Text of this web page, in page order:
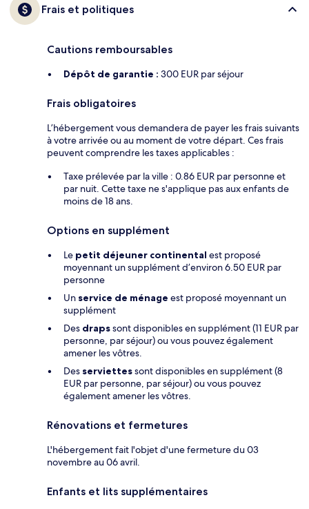
Frais et politiques
Cautions remboursables
Dépôt de garantie : 300 EUR par séjour
Frais obligatoires
L’hébergement vous demandera de payer les frais suivants
à votre arrivée ou au moment de votre départ. Ces frais
peuvent comprendre les taxes applicables :
Taxe prélevée par la ville : 0.86 EUR par personne et
par nuit. Cette taxe ne s'applique pas aux enfants de
moins de 18 ans.
Options en supplément
Le petit déjeuner continental est proposé
moyennant un supplément d’environ 6.50 EUR par
personne
Un service de ménage est proposé moyennant un
supplément
Des drapssont disponibles en supplément (11 EUR par
personne, par séjour) ou vous pouvez également
amener les vôtres.
Des serviettessont disponibles en supplément (8
EUR par personne, par séjour) ou vous pouvez
également amener les vôtres.
Rénovations et fermetures
L'hébergement fait l'objet d'une fermeture du 03
novembre au 06 avril.
Enfants et lits supplémentaires